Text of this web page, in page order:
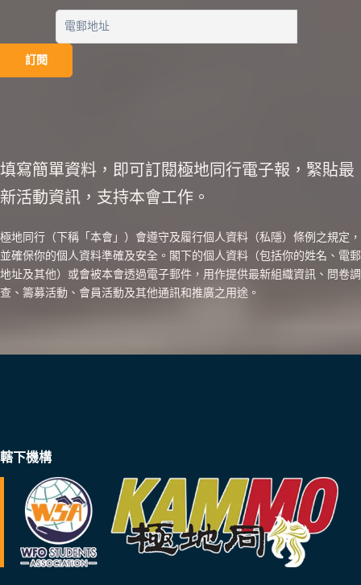
填寫簡單資料，即可訂閱極地同行電子報，緊貼最
新活動資訊，支持本會工作。
極地同行（下稱「本會」）會遵守及履行個人資料（私隱）條例之規定，
並確保你的個人資料準確及安全。閣下的個人資料（包括你的姓名、電郵
地址及其他）或會被本會透過電子郵件，用作提供最新組織資訊、問卷調
查、籌募活動、會員活動及其他通訊和推廣之用途。
轄下機構